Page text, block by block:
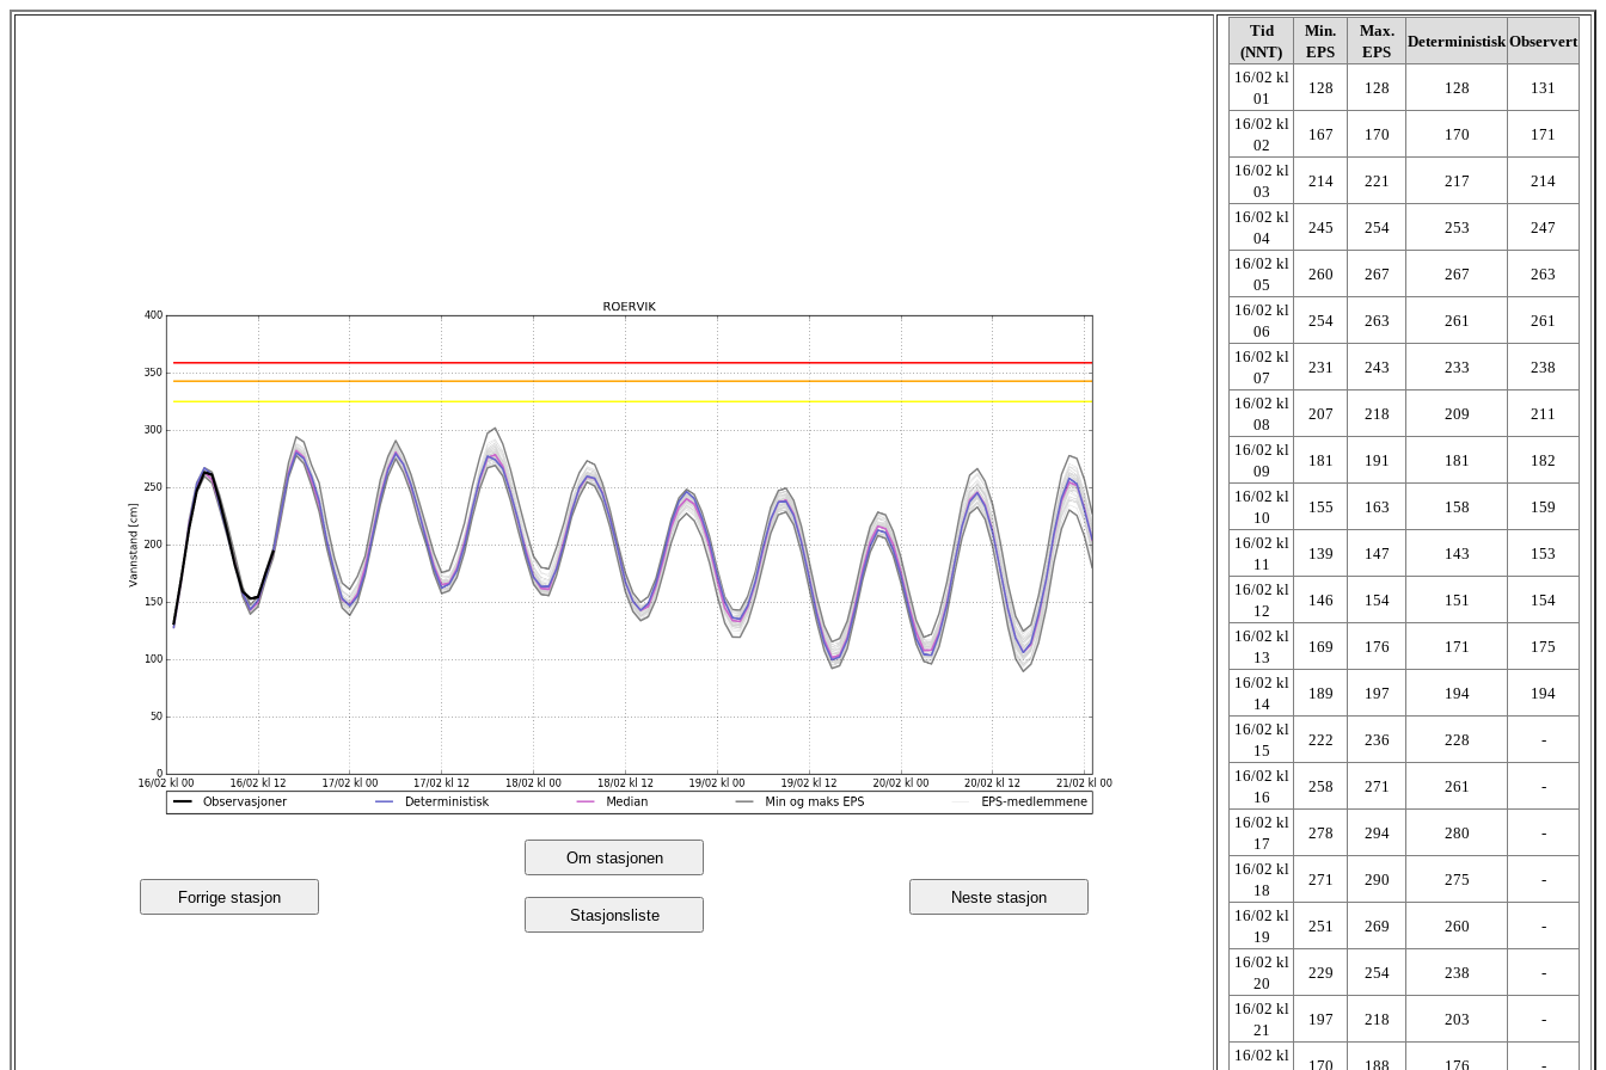
Forrige stasjon
Om stasjonen
Stasjonsliste
Neste stasjon
Tid
(NNT)
Min.
EPS
Max.
EPS
Deterministisk Observert
16/02 kl
01
128 128 128
131
16/02 kl
02
167 170 170
171
16/02 kl
03
214 221 217
214
16/02 kl
04
245 254 253
247
16/02 kl
05
260 267 267
263
16/02 kl
06
254 263 261
261
16/02 kl
07
231 243 233
238
16/02 kl
08
207 218 209
211
16/02 kl
09
181 191 181
182
16/02 kl
10
155 163 158
159
16/02 kl
11
139 147 143
153
16/02 kl
12
146 154 151
154
16/02 kl
13
169 176 171
175
16/02 kl
14
189 197 194
194
16/02 kl
15
222 236 228
-
16/02 kl
16
258 271 261
-
16/02 kl
17
278 294 280
-
16/02 kl
18
271 290 275
-
16/02 kl
19
251 269 260
-
16/02 kl
20
229 254 238
-
16/02 kl
21
197 218 203
-
16/02 kl
170 188 176 -